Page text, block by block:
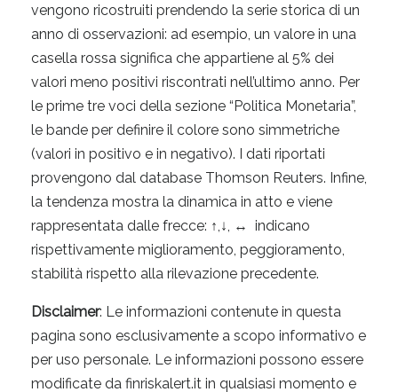
vengono ricostruiti prendendo la serie storica di un
anno di osservazioni: ad esempio, un valore in una
casella rossa significa che appartiene al 5% dei
valori meno positivi riscontrati nell’ultimo anno. Per
le prime tre voci della sezione “Politica Monetaria”,
le bande per definire il colore sono simmetriche
(valori in positivo e in negativo). I dati riportati
provengono dal database Thomson Reuters. Infine,
la tendenza mostra la dinamica in atto e viene
rappresentata dalle frecce: ↑,↓, ↔ indicano
rispettivamente miglioramento, peggioramento,
stabilità rispetto alla rilevazione precedente.
Disclaimer: Le informazioni contenute in questa
pagina sono esclusivamente a scopo informativo e
per uso personale. Le informazioni possono essere
modificate da finriskalert.it in qualsiasi momento e